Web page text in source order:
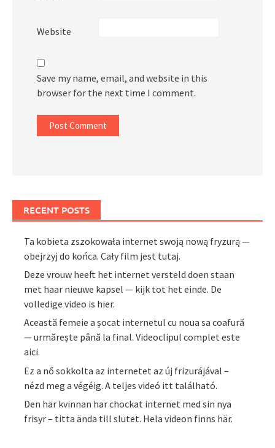
Website
Save my name, email, and website in this
browser for the next time I comment.
RECENT POSTS
Ta kobieta zszokowała internet swoją nową fryzurą —
obejrzyj do końca. Cały film jest tutaj.
Deze vrouw heeft het internet versteld doen staan
met haar nieuwe kapsel — kijk tot het einde. De
volledige video is hier.
Această femeie a șocat internetul cu noua sa coafură
— urmărește până la final. Videoclipul complet este
aici.
Ez a nő sokkolta az internetet az új frizurájával –
nézd meg a végéig. A teljes videó itt található.
Den här kvinnan har chockat internet med sin nya
frisyr – titta ända till slutet. Hela videon finns här.